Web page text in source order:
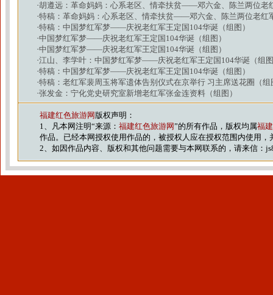
·胡遵远：革命妈妈：心系老区、情牵扶贫——邓六金、陈兰两位老
·特稿：革命妈妈：心系老区、情牵扶贫——邓六金、陈兰两位老红
·特稿：中国梦红军梦——庆祝老红军王定国104华诞（组图）
·中国梦红军梦——庆祝老红军王定国104华诞（组图）
·中国梦红军梦——庆祝老红军王定国104华诞（组图）
·江山、李学叶：中国梦红军梦——庆祝老红军王定国104华诞（组
·特稿：中国梦红军梦——庆祝老红军王定国104华诞（组图）
·特稿：老红军裴周玉将军遗体告别仪式在京举行 习主席送花圈（组
·张发金：宁化党史研究室新增老红军张金连资料（组图）
福建红色旅游网 版权声明：
1、凡本网注明“来源： 福建红色旅游网”的所有作品，版权均属福
作品。已经本网授权使用作品的，被授权人应在授权范围内使用，
2、如因作品内容、版权和其他问题需要与本网联系的，请来信：